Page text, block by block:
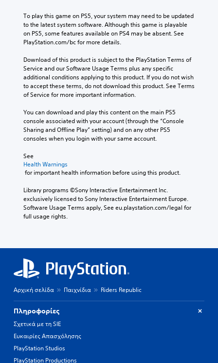
To play this game on PS5, your system may need to be updated
to the latest system software. Although this game is playable
on PS5, some features available on PS4 may be absent. See
PlayStation.com/bc for more details.
Download of this product is subject to the PlayStation Terms of
Service and our Software Usage Terms plus any specific
additional conditions applying to this product. If you do not wish
to accept these terms, do not download this product. See Terms
of Service for more important information.
You can download and play this content on the main PS5
console associated with your account (through the “Console
Sharing and Offline Play” setting) and on any other PS5
consoles when you login with your same account.
See
Health Warnings
for important health information before using this product.
Library programs ©Sony Interactive Entertainment Inc.
exclusively licensed to Sony Interactive Entertainment Europe.
Software Usage Terms apply, See eu.playstation.com/legal for
full usage rights.
Αρχική σελίδα Παιχνίδια Riders Republic
Πληροφορίες
Σχετικά με τη SIE
Ευκαιρίες Απασχόλησης
PlayStation Studios
PlayStation Productions